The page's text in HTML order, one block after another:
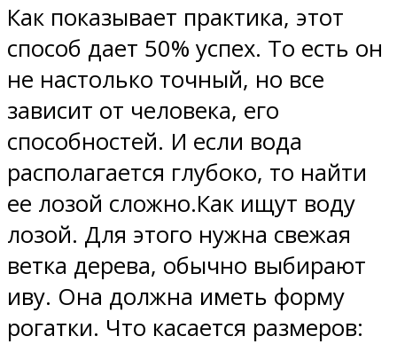
Как показывает практика, этот
способ дает 50% успех. То есть он
не настолько точный, но все
зависит от человека, его
способностей. И если вода
располагается глубоко, то найти
ее лозой сложно.Как ищут воду
лозой. Для этого нужна свежая
ветка дерева, обычно выбирают
иву. Она должна иметь форму
рогатки. Что касается размеров: